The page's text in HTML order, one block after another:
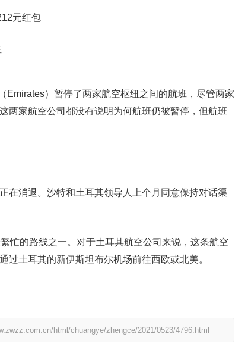
元红包
Emirates）暂停了两家航空枢纽之间的航班，尽管两家
两家航空公司都没有说明为何航班仍被暂停，但航班
在消退。沙特和土耳其领导人上个月同意保持对话渠
忙的路线之一。对于土耳其航空公司来说，这条航空
过土耳其的新伊斯坦布尔机场前往西欧或北美。
html/chuangye/zhengce/2021/0523/4796.html